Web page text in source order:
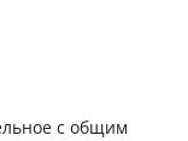
с общим